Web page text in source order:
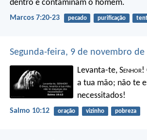
dentro e contaminam o homem.
Marcos 7:20-23 pecado purificação
Segunda-feira, 9 de novembro de
Levanta-te, Senhor!
a tua mão; não te
necessitados!
Salmo 10:12 oração vizinho pobreza